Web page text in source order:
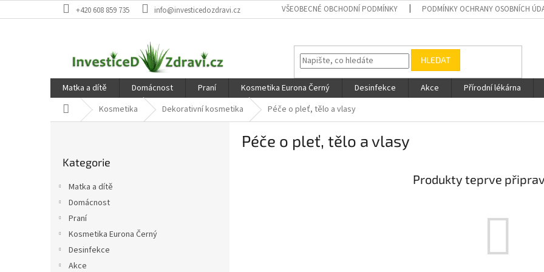
na
+420 608 859 735 info@investicedozdravi.cz VŠEOBECNÉ OBCHODNÍ PODMÍNKY PODMÍNKY OCHRANY OSOBNÍCH
HLEDAT
Matka a dítě Domácnost Praní Kosmetika Eurona Černý Desinfekce Akce Přírodní lékárna
Domů Kosmetika Dekorativní kosmetika Péče o pleť, tělo a vlasy
kategorie
Kategorie
Matka a dítě
Domácnost
Praní
Kosmetika Eurona Černý
Desinfekce
Akce
Péče o pleť, tělo a vlasy
Produkty teprve